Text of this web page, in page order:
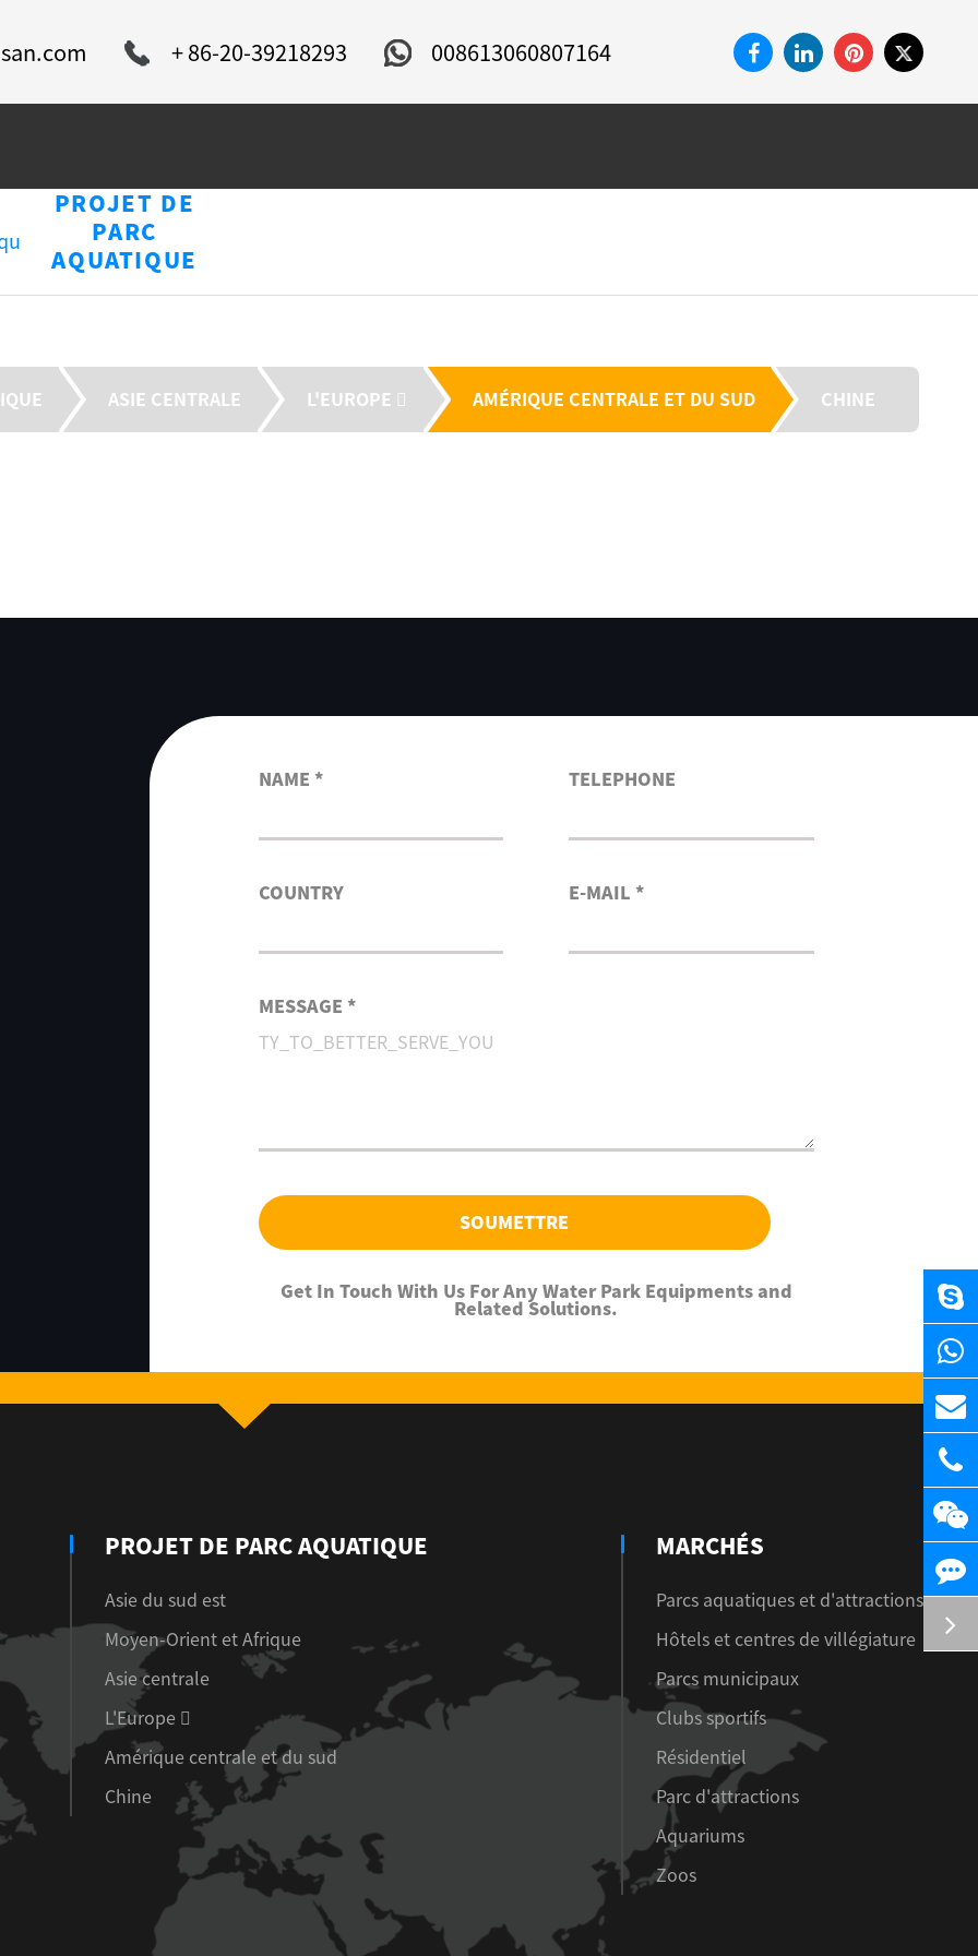
+ 86-20-39218293 008613060807164
PROJET DE
PARC
AQUATIQUE
centrale et du sud
ASIE CENTRALE L'EUROPE  AMÉRIQUE CENTRALE ET DU SUD CHINE
NAME * TELEPHONE
COUNTRY E-MAIL *
MESSAGE *
SOUMETTRE
Get In Touch With Us For Any Water Park Equipments and
Related Solutions.
PROJET DE PARC AQUATIQUE
Asie du sud est
Moyen-Orient et Afrique
Asie centrale
L'Europe 
Amérique centrale et du sud
Chine
MARCHÉS
Parcs aquatiques et d'attractions
Hôtels et centres de villégiature
Parcs municipaux
Clubs sportifs
Résidentiel
Parc d'attractions
Aquariums
Zoos